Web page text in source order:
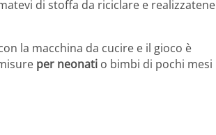
di stoffa da riciclare e realizzatene
la macchina da cucire e il gioco è
per neonati o bimbi di pochi mesi